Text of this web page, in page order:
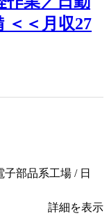
＜＜月収27
部品系工場 / 日
詳細を表示